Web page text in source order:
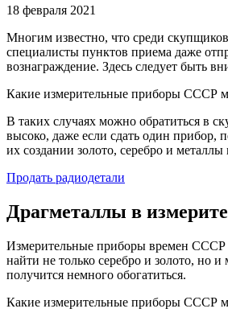
18 февраля 2021
Многим известно, что среди
специалисты пунктов приема даже
вознаграждение. Здесь следует быть
Какие измерительные приборы СССР
В таких случаях можно обратиться в
высоко, даже если сдать один прибор,
их создании золото, серебро и
Продать радиодетали
Драгметаллы в
Измерительные приборы времен СССР
найти не только серебро и золото, но
получится немного обогатиться.
Какие измерительные приборы СССР